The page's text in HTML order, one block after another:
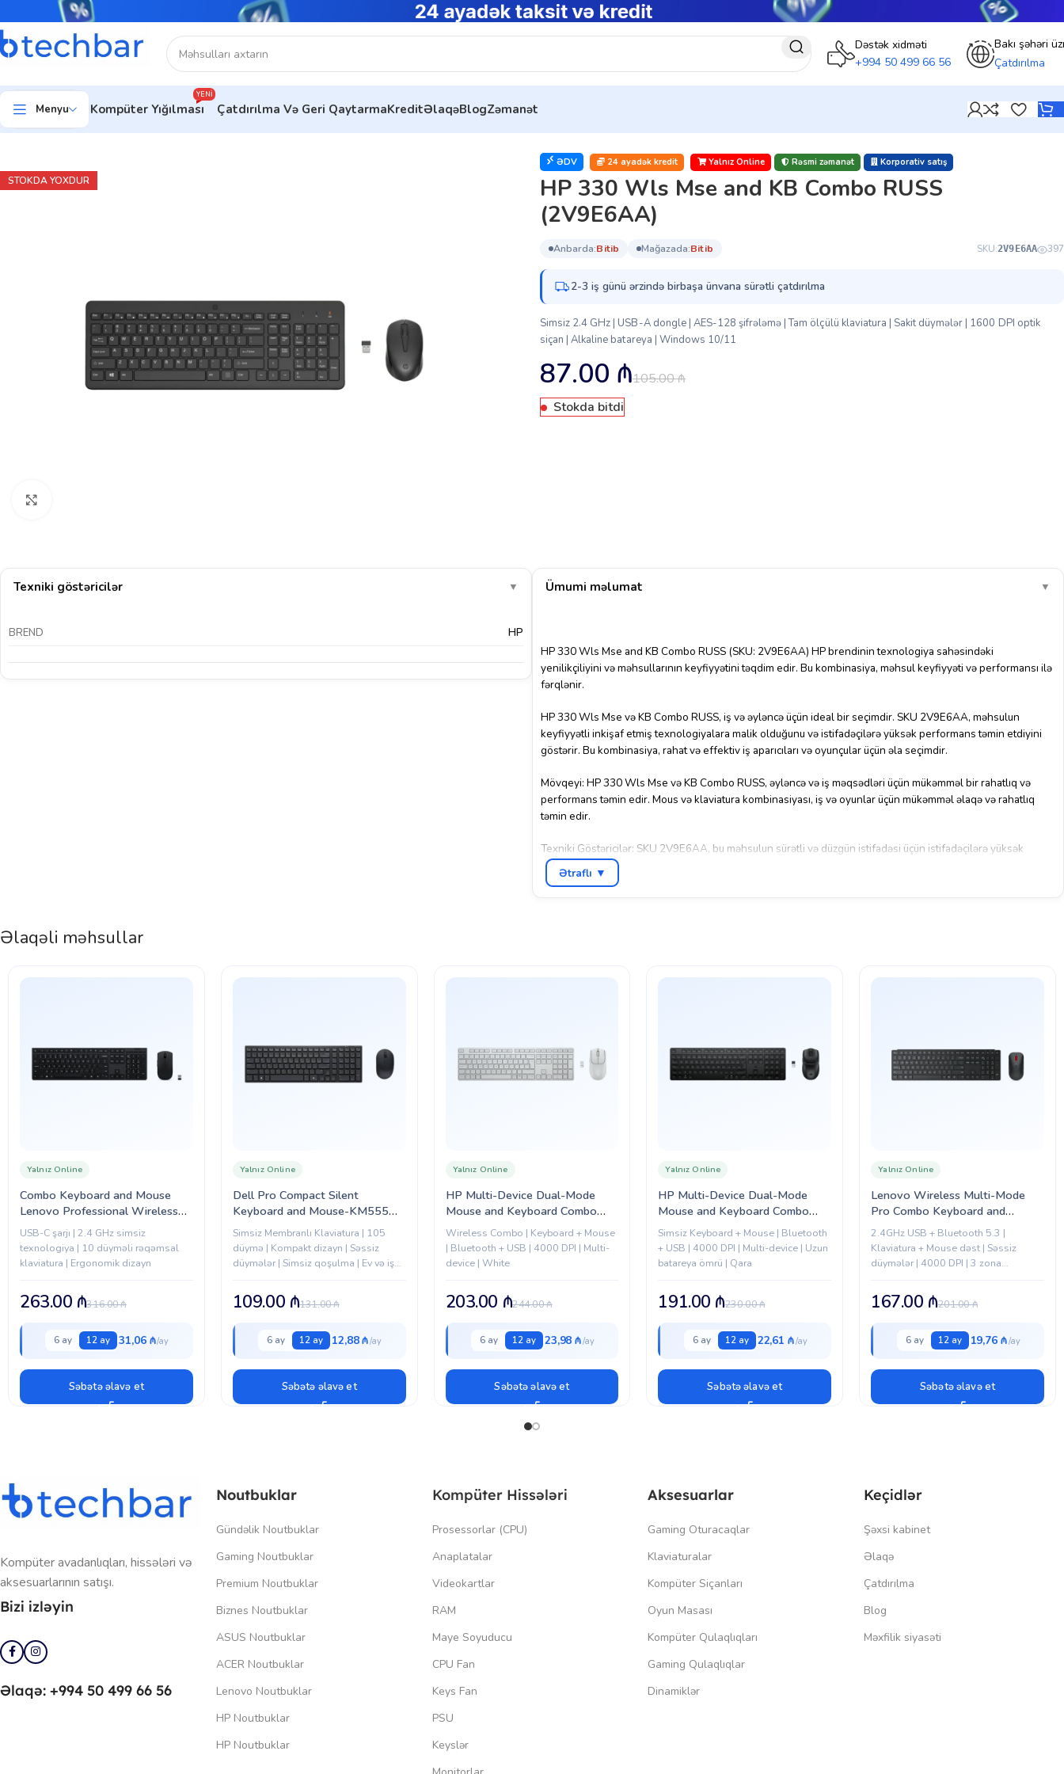
Dəstək xidməti
+994 50 499 66 56
Bakı şəhəri
Çatdırılma
Menyu Kompüter Yığılması
YENI
Çatdırılma Və Geri QaytarmaKreditƏlaqəBlogZəmanət
Ev Kompüter aksesuarları
STOKDA YOXDUR
ƏDV 24 ayadək kredit Yalnız Online Rəsmi zəmanət Korporativ satış
HP 330 Wls Mse and KB Combo RUSS
(2V9E6AA)
anbarda: bi̇ti̇b mağazada: bi̇ti̇b SKU:2V9E6AA 397
2-3 iş günü ərzində birbaşa ünvana sürətli çatdırılma
Simsiz 2.4 GHz | USB-A dongle | AES-128 şifrələmə | Tam ölçülü klaviatura | Sakit düymələr | 1600 DPI optik
siçan | Alkaline batareya | Windows 10/11
105.00₼
87.00 ₼
Stokda bitdi
Texniki göstəricilər ▼
BREND HP
Ümumi məlumat ▼
HP 330 Wls Mse and KB Combo RUSS (SKU: 2V9E6AA) HP brendinin texnologiya sahəsindəki
yenilikçiliyini və məhsullarının keyfiyyətini təqdim edir. Bu kombinasiya, məhsul keyfiyyəti və performansı ilə
fərqlənir.
HP 330 Wls Mse və KB Combo RUSS, iş və əyləncə üçün ideal bir seçimdir. SKU 2V9E6AA, məhsulun
keyfiyyətli inkişaf etmiş texnologiyalara malik olduğunu və istifadəçilərə yüksək performans təmin etdiyini
göstərir. Bu kombinasiya, rahat və effektiv iş aparıcıları və oyunçular üçün əla seçimdir.
Mövqeyi: HP 330 Wls Mse və KB Combo RUSS, əyləncə və iş məqsədləri üçün mükəmməl bir rahatlıq və
performans təmin edir. Mous və klaviatura kombinasiyası, iş və oyunlar üçün mükəmməl əlaqə və rahatlıq
təmin edir.
Texniki Göstəricilər: SKU 2V9E6AA, bu məhsulun sürətli və düzgün istifadəsi üçün istifadəçilərə yüksək
keyfiyyətli performans təmin edir. Hassas mous sensoru və ergonomik klaviatura düzəni, istifadəçilərin
mükəmməl naviqasiya və rahat yazışma təcrübəsi yaşamasına kömək edir.
Ətraflı ▼
Əlaqəli məhsullar
Combo Keyboard and Mouse
Lenovo Professional Wireless
Rechargeable (4X31R64342)
Yalnız Online
USB-C şarjı | 2.4 GHz simsiz
texnologiya | 10 düyməli rəqəmsal
klaviatura | Ergonomik dizayn
316.00₼
263.00 ₼
6 ay 12 ay 31,06 ₼
Səbətə əlavə et
Dell Pro Compact Silent
Keyboard and Mouse-KM555
English (QWERTY) (580-BBVZ)
Yalnız Online
Simsiz Membranlı Klaviatura | 105
düymə | Kompakt dizayn | Səssiz
düymələr | Simsiz qoşulma | Ev və iş
mm
131.00₼
109.00 ₼
6 ay 12 ay 12,88 ₼
Səbətə əlavə et
HP Multi-Device Dual-Mode
Mouse and Keyboard Combo
490C RUSS (BE1M5AA)
Yalnız Online
Wireless Combo | Keyboard + Mouse
| Bluetooth + USB | 4000 DPI | Multi-
device | White
244.00₼
203.00 ₼
6 ay 12 ay 23,98 ₼
Səbətə əlavə et
HP Multi-Device Dual-Mode
Mouse and Keyboard Combo
490C RUSS (BE1P9AA)
Yalnız Online
Simsiz Keyboard + Mouse | Bluetooth
+ USB | 4000 DPI | Multi-device | Uzun
batareya ömrü | Qara
230.00₼
191.00 ₼
6 ay 12 ay 22,61 ₼
Səbətə əlavə et
Lenovo Wireless Multi-Mode
Pro Combo Keyboard and
Mouse 6000 (4X31S04838)
Yalnız Online
2.4GHz USB + Bluetooth 5.3 |
Klaviatura + Mouse dəst | Səssiz
düymələr | 4000 DPI | 3 zona
batareya | 3...
201.00₼
167.00 ₼
6 ay 12 ay 19,76 ₼
Səbətə əlavə et
Kompüter avadanlıqları, hissələri və
aksesuarlarının satışı.
Bizi izləyin
Əlaqə: +994 50 499 66 56
Noutbuklar
Gündəlik Noutbuklar
Gaming Noutbuklar
Premium Noutbuklar
Biznes Noutbuklar
ASUS Noutbuklar
ACER Noutbuklar
Lenovo Noutbuklar
HP Noutbuklar
HP Noutbuklar
Kompüter Hissələri
Prosessorlar (CPU)
Anaplatalar
Videokartlar
RAM
Maye Soyuducu
CPU Fan
Keys Fan
PSU
Keyslər
Aksesuarlar
Gaming Oturacaqlar
Klaviaturalar
Kompüter Siçanları
Oyun Masası
Kompüter Qulaqlıqları
Gaming Qulaqlıqlar
Dinamiklər
Keçidlər
Şəxsi kabinet
Əlaqə
Çatdırılma
Blog
Məxfilik siyasəti